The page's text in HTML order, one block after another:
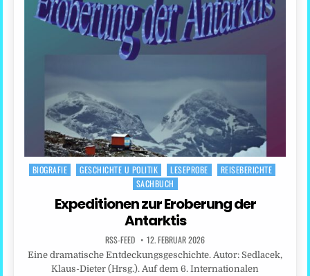
Posted
BIOGRAFIE GESCHICHTE U POLITIK LESEPROBE
REISEBERICHTE
SACHBUCH
Expeditionen zur Eroberung der
Antarktis
RSS-FEED 12. FEBRUAR 2026
Eine dramatische Entdeckungsgeschichte. Autor: Sedlacek,
Klaus-Dieter (Hrsg.). Auf dem 6. Internationalen